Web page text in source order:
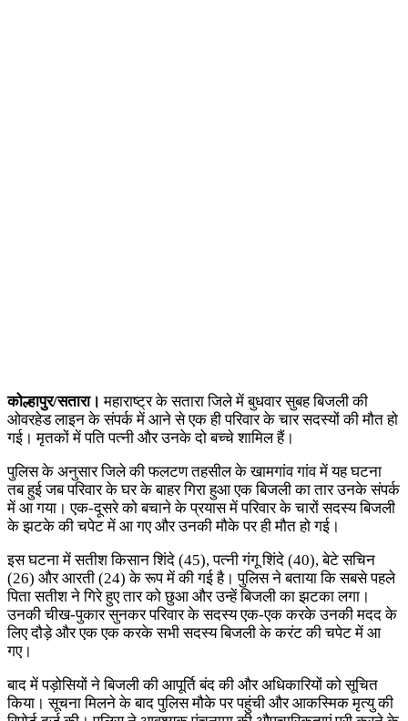
कोल्हापुर/सतारा। महाराष्ट्र के सतारा जिले में बुधवार सुबह बिजली की
ओवरहेड लाइन के संपर्क में आने से एक ही परिवार के चार सदस्यों की मौत हो
गई। मृतकों में पति पत्नी और उनके दो बच्चे शामिल हैं।
पुलिस के अनुसार जिले की फलटण तहसील के खामगांव गांव में यह घटना
तब हुई जब परिवार के घर के बाहर गिरा हुआ एक बिजली का तार उनके संपर्क
में आ गया। एक-दूसरे को बचाने के प्रयास में परिवार के चारों सदस्य बिजली
के झटके की चपेट में आ गए और उनकी मौके पर ही मौत हो गई।
इस घटना में सतीश किसान शिंदे (45), पत्नी गंगू शिंदे (40), बेटे सचिन
(26) और आरती (24) के रूप में की गई है। पुलिस ने बताया कि सबसे पहले
पिता सतीश ने गिरे हुए तार को छुआ और उन्हें बिजली का झटका लगा।
उनकी चीख-पुकार सुनकर परिवार के सदस्य एक-एक करके उनकी मदद के
लिए दौड़े और एक एक करके सभी सदस्य बिजली के करंट की चपेट में आ
गए।
बाद में पड़ोसियों ने बिजली की आपूर्ति बंद की और अधिकारियों को सूचित
किया। सूचना मिलने के बाद पुलिस मौके पर पहुंची और आकस्मिक मृत्यु की